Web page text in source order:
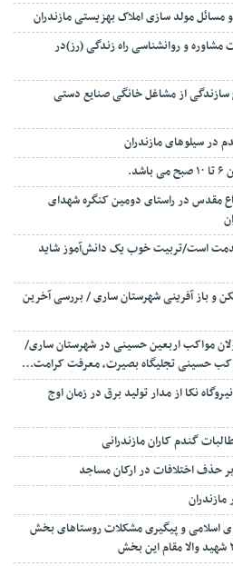
مولد سازی املاک بهزیستی مازندران
مشاوره و روانشناسی راه زندگی (رز)در
از مشاغل خانگی صنایع دستی
دفاع مقدس در راستای دومین کنگره شهدای
است/تربیت خوب یک دانش‌آموز شاید
و باز آفرینی شهرستان ساری / بررسی آخرین
مواکب اربعین حسینی در شهرستان ساری/
حسینی تجلیگاه بصیرت، معرفت کرامت…
نکا از مدار تولید برق در زمان اوج
حذف اختلافات در ارکان مساجد
اسلامی و پیگیری مشکلات روستاهای بخش